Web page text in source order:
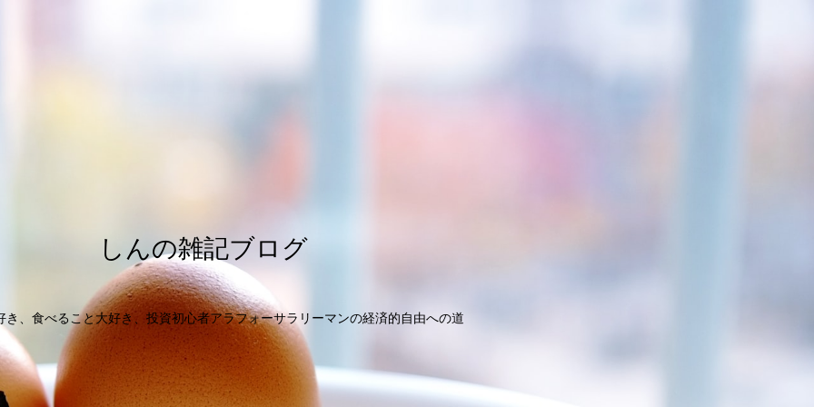
しんの雑記ブログ
き、食べること大好き、投資初心者アラフォーサラリーマンの経済的自由への道